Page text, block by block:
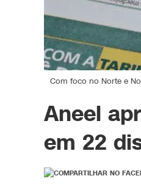
Com foco no Norte e
Aneel
em 22